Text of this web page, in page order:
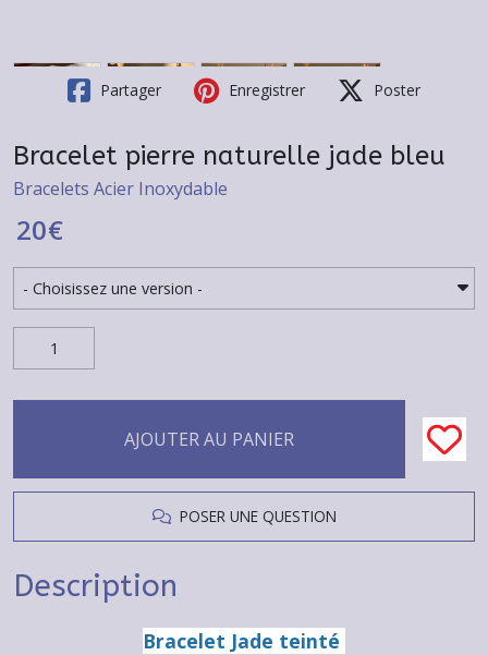
Partager Enregistrer Poster
Bracelet pierre naturelle jade bleu
Bracelets Acier Inoxydable
20€
AJOUTER AU PANIER
POSER UNE QUESTION
Description
Bracelet Jade teinté